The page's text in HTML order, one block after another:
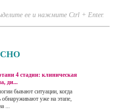
ее и нажмите Ctrl + Enter.
4 стадии: клиническая
ди...
бывают ситуации, когда
обнаруживают уже на этапе,
...